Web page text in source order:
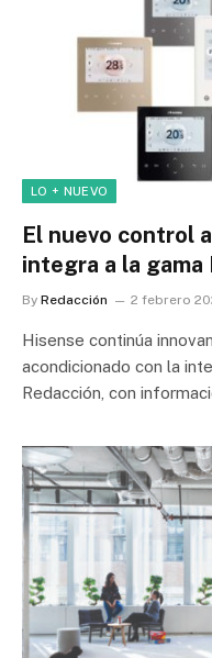
LO + NUEVO
El nuevo control
integra a la gama
By Redacción 2 febrero
Hisense continúa
acondicionado con la
Redacción, con